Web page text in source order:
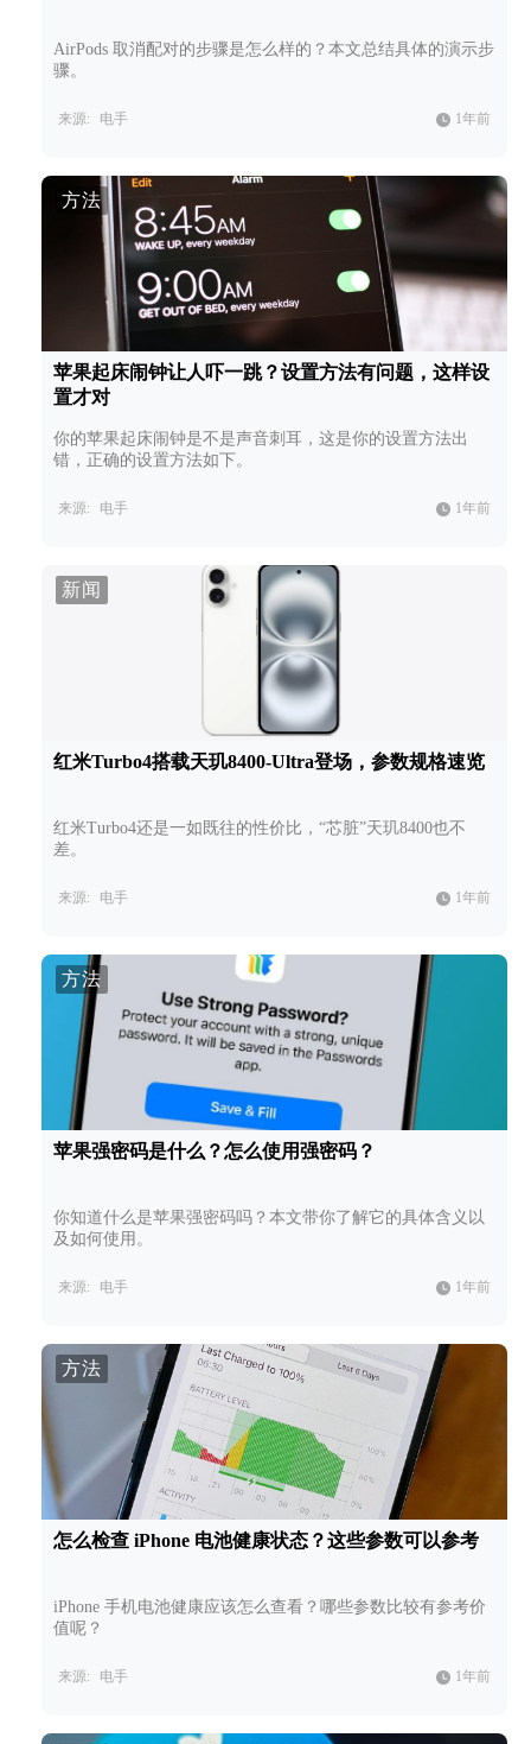
AirPods 取消配对的步骤是怎么样的？本文总结具体的演示步
骤。
来源: 电手 1年前
方法
苹果起床闹钟让人吓一跳？设置方法有问题，这样设
置才对
你的苹果起床闹钟是不是声音刺耳，这是你的设置方法出
错，正确的设置方法如下。
来源: 电手 1年前
新闻
红米Turbo4搭载天玑8400-Ultra登场，参数规格速览
红米Turbo4还是一如既往的性价比，“芯脏”天玑8400也不
差。
来源: 电手 1年前
方法
苹果强密码是什么？怎么使用强密码？
你知道什么是苹果强密码吗？本文带你了解它的具体含义以
及如何使用。
来源: 电手 1年前
方法
怎么检查 iPhone 电池健康状态？这些参数可以参考
iPhone 手机电池健康应该怎么查看？哪些参数比较有参考价
值呢？
来源: 电手 1年前